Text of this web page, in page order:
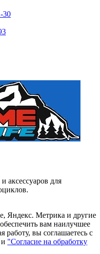
30
аксессуаров для
Яндекс. Метрика и другие
вам наилучшее
работу, вы соглашаетесь с
и "Согласие на обработку